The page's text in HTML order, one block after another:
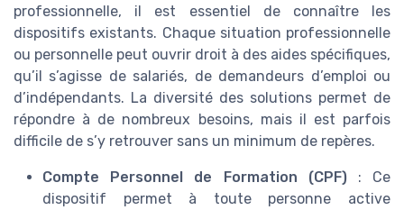
professionnelle, il est essentiel de connaître les
dispositifs existants. Chaque situation professionnelle
ou personnelle peut ouvrir droit à des aides spécifiques,
qu’il s’agisse de salariés, de demandeurs d’emploi ou
d’indépendants. La diversité des solutions permet de
répondre à de nombreux besoins, mais il est parfois
difficile de s’y retrouver sans un minimum de repères.
Compte Personnel de Formation (CPF): Ce
dispositif permet à toute personne active